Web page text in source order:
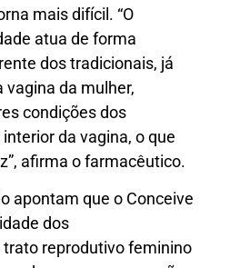
mais difícil. “O
atua de forma
dos tradicionais, já
vagina da mulher,
condições dos
da vagina, o que
afirma o farmacêutico.
apontam que o Conceive
dos
reprodutivo feminino